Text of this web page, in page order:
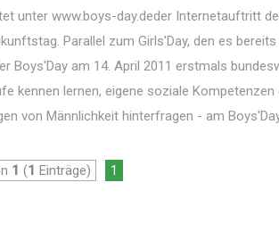
unter www.boys-day.deder Internetauftritt
Parallel zum Girls'Day, den es
Boys'Day am 14. April 2011 erstmals
kennen lernen, eigene soziale Kompetenzen
von Männlichkeit hinterfragen - am
1 (1 Einträge) 1